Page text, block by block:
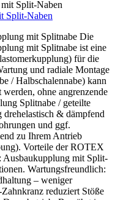
Split-Naben
mit Splitnabe Die
mit Splitnabe ist eine
für die
und radiale Montage
/ Halbschalennabe) kann
ohne angrenzende
Splitnabe / geteilte
& dämpfend
und ggf.
zu Ihrem Antrieb
Vorteile der ROTEX
Ausbaukupplung mit Split-
Wartungsfreundlich:
– weniger
reduziert Stöße